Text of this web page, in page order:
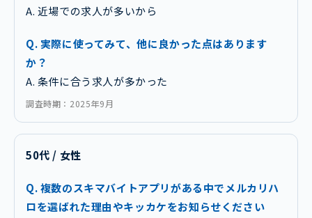
A. 近場での求人が多いから
Q. 実際に使ってみて、他に良かった点はあります
か？
A. 条件に合う求人が多かった
調査時期：2025年9月
50代 / 女性
Q. 複数のスキマバイトアプリがある中でメルカリハ
ロを選ばれた理由やキッカケをお知らせください